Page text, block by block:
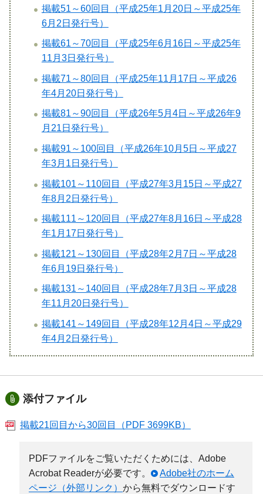
掲載51～60回目（平成25年1月20日～平成25年
6月2日発行号）
掲載61～70回目（平成25年6月16日～平成25年
11月3日発行号）
掲載71～80回目（平成25年11月17日～平成26
年4月20日発行号）
掲載81～90回目（平成26年5月4日～平成26年9
月21日発行号）
掲載91～100回目（平成26年10月5日～平成27
年3月1日発行号）
掲載101～110回目（平成27年3月15日～平成27
年8月2日発行号）
掲載111～120回目（平成27年8月16日～平成28
年1月17日発行号）
掲載121～130回目（平成28年2月7日～平成28
年6月19日発行号）
掲載131～140回目（平成28年7月3日～平成28
年11月20日発行号）
掲載141～149回目（平成28年12月4日～平成29
年4月2日発行号）
添付ファイル
掲載21回目から30回目（PDF 3699KB）
PDFファイルをご覧いただくためには、Adobe
Acrobat Readerが必要です。
Adobe社のホーム
ページ（外部リンク） から無料でダウンロードす